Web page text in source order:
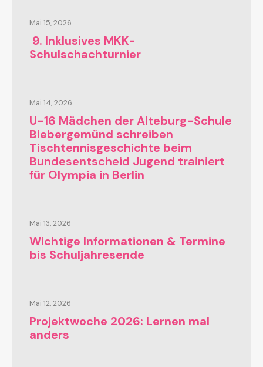
Mai 15, 2026
9. Inklusives MKK-
Schulschachturnier
Mai 14, 2026
U-16 Mädchen der Alteburg-Schule
Biebergemünd schreiben
Tischtennisgeschichte beim
Bundesentscheid Jugend trainiert
für Olympia in Berlin
Mai 13, 2026
Wichtige Informationen & Termine
bis Schuljahresende
Mai 12, 2026
Projektwoche 2026: Lernen mal
anders